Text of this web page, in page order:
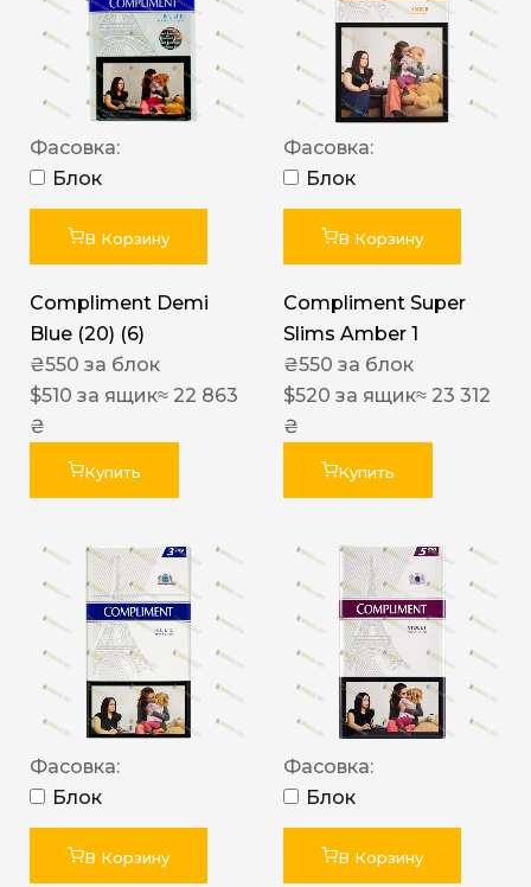
Фасовка:
Блок
В Корзину
Compliment Demi
Blue (20) (6)
₴550 за блок
$510 за ящик≈ 22 863
₴
Купить
Фасовка:
Блок
В Корзину
Compliment Super
Slims Amber 1
₴550 за блок
$520 за ящик≈ 23 312
₴
Купить
Фасовка:
Блок
В Корзину
Фасовка:
Блок
В Корзину